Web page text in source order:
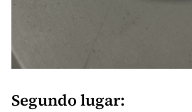
Segundo lugar: